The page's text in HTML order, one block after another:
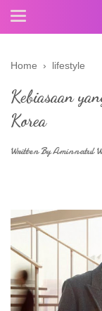
Home › lifestyle
Kebiasaan
Korea
Written ByAminnatul